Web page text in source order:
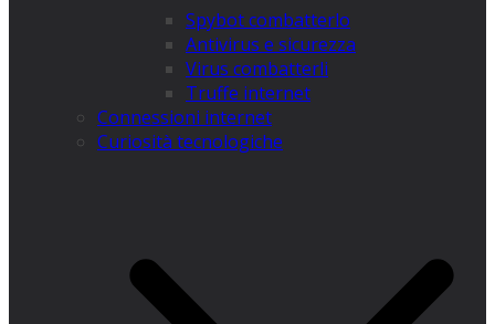
Spybot combatterlo
Antivirus e sicurezza
Virus combatterli
Truffe internet
Connessioni internet
Curiosità tecnologiche